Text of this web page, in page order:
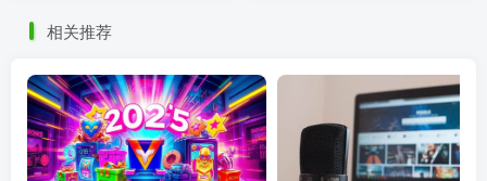
相关推荐